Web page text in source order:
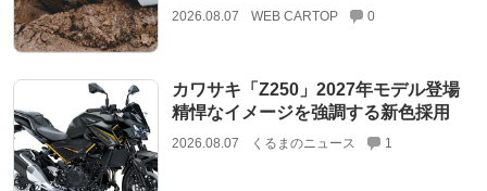
2026.08.07 WEB CARTOP 0
カワサキ「Z250」2027年モデル登場
精悍なイメージを強調する新色採用
2026.08.07 くるまのニュース 1